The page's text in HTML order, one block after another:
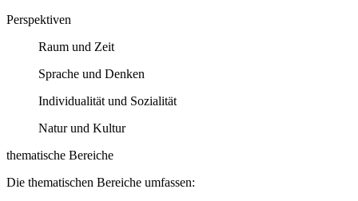
Perspektiven
Raum und Zeit
Sprache und Denken
Individualität und Sozialität
Natur und Kultur
thematische Bereiche
Die thematischen Bereiche umfassen: